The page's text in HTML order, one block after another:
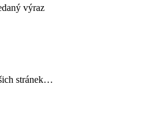
výraz
stránek…